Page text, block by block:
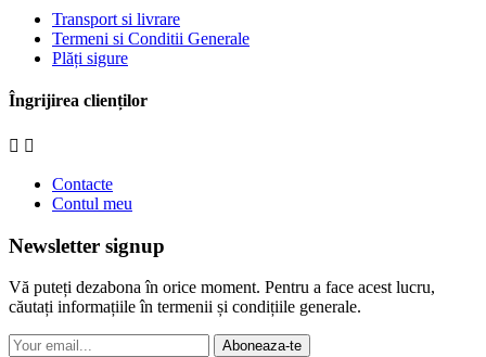
Transport si livrare
Termeni si Conditii Generale
Plăți sigure
Îngrijirea clienților
 
Contacte
Contul meu
Newsletter signup
Vă puteți dezabona în orice moment. Pentru a face acest lucru,
căutați informațiile în termenii și condițiile generale.
Aboneaza-te